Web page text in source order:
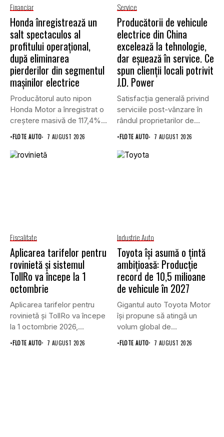
Financiar
Honda înregistrează un
salt spectaculos al
profitului operațional,
după eliminarea
pierderilor din segmentul
mașinilor electrice
Producătorul auto nipon
Honda Motor a înregistrat o
creștere masivă de 117,4%...
•FLOTE AUTO 7 AUGUST 2026
Service
Producătorii de vehicule
electrice din China
excelează la tehnologie,
dar eșuează în service. Ce
spun clienții locali potrivit
J.D. Power
Satisfacția generală privind
serviciile post-vânzare în
rândul proprietarilor de
vehicule cu energie...
•FLOTE AUTO 7 AUGUST 2026
Fiscalitate
Aplicarea tarifelor pentru
rovinietă și sistemul
TollRo va începe la 1
octombrie
Aplicarea tarifelor pentru
rovinietă și TollRo va începe
la 1 octombrie 2026,...
•FLOTE AUTO 7 AUGUST 2026
Industrie Auto
Toyota își asumă o țintă
ambițioasă: Producție
record de 10,5 milioane
de vehicule în 2027
Gigantul auto Toyota Motor
își propune să atingă un
volum global de...
•FLOTE AUTO 7 AUGUST 2026